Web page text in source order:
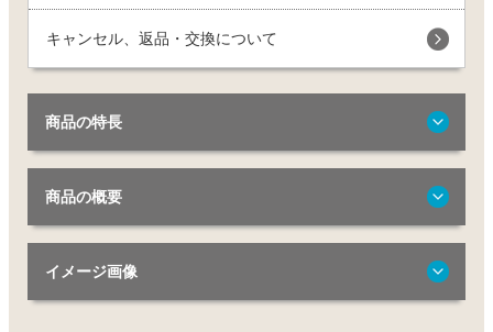
キャンセル、返品・交換について
商品の特長
商品の概要
イメージ画像